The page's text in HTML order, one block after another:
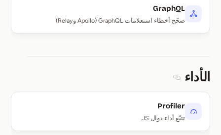
GraphQL
صحّح أخطاء استعلامات GraphQL (Apollo وRelay)
الأداء
Profiler
تتبّع أداء دوال JS.